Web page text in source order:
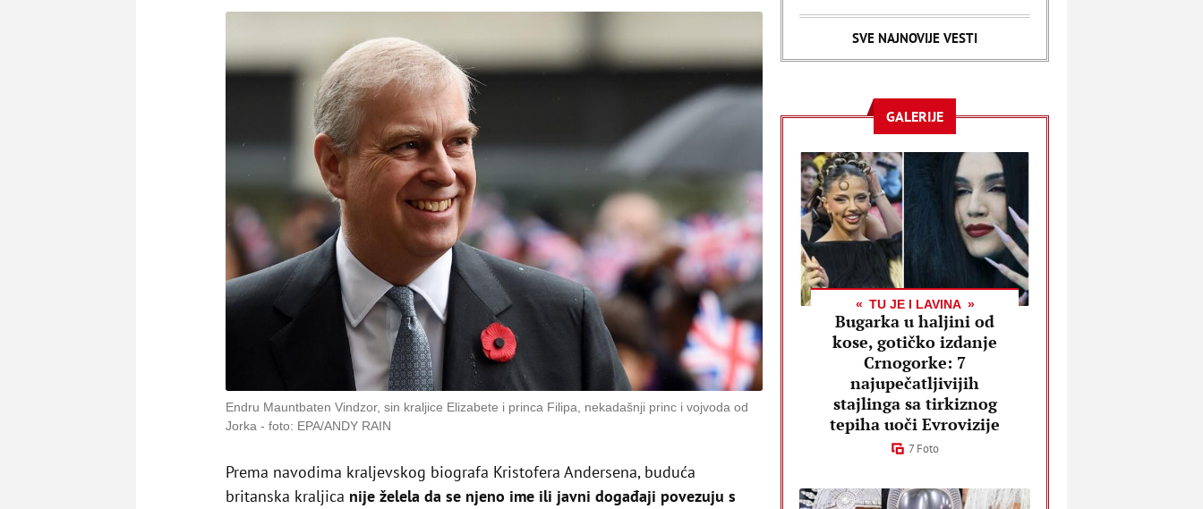
Endru Mauntbaten Vindzor, sin kraljice Elizabete i princa Filipa, nekadašnji princ i vojvoda od
Jorka
foto: EPA/ANDY RAIN
Prema navodima kraljevskog biografa Kristofera Andersena, buduća
britanska kraljica nije želela da se njeno ime ili javni događaji povezuju s
Galijanom?
SVE NAJNOVIJE VESTI
GALERIJE
TU JE I LAVINA
Bugarka u haljini od
kose, gotičko izdanje
Crnogorke: 7
najupečatljivijih
stajlinga sa tirkiznog
tepiha uoči Evrovizije
7 Foto